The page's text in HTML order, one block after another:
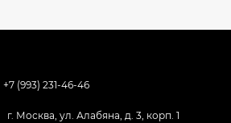
+7 (993) 231-46-46
г. Москва, ул. Алабяна, д. 3, корп. 1